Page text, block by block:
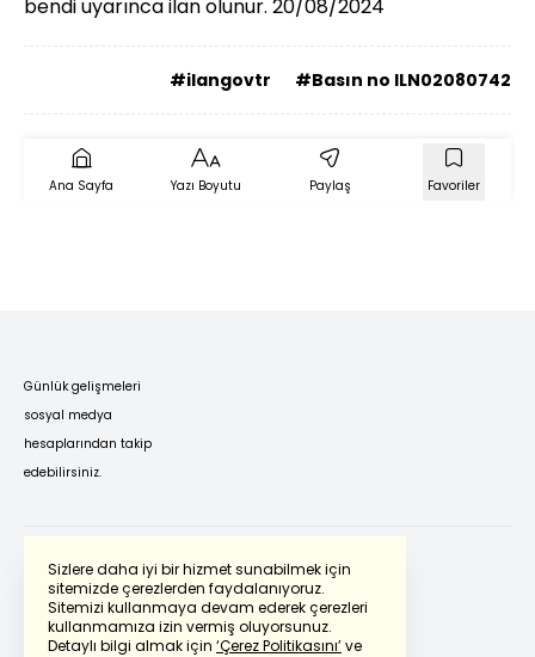
bendi uyarınca ilan olunur. 20/08/2024
#ilangovtr #Basın no ILN02080742
Ana Sayfa Yazı Boyutu Paylaş Favoriler
Sizlere daha iyi bir hizmet sunabilmek için
sitemizde çerezlerden faydalanıyoruz.
Sitemizi kullanmaya devam ederek çerezleri
kullanmamıza izin vermiş oluyorsunuz.
Detaylı bilgi almak için ‘Çerez Politikasını’ve
Günlük gelişmeleri
sosyal medya
hesaplarından takip
edebilirsiniz.
Powered by Translate